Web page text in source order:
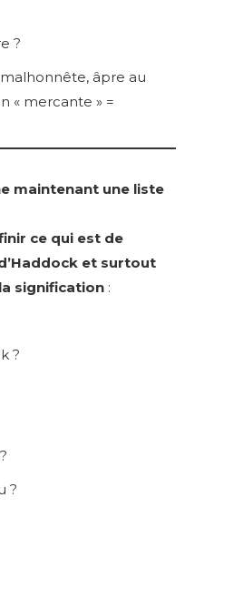
?
âpre au
« mercante » =
maintenant une liste
ce qui est de
et surtout
signification :
?
?